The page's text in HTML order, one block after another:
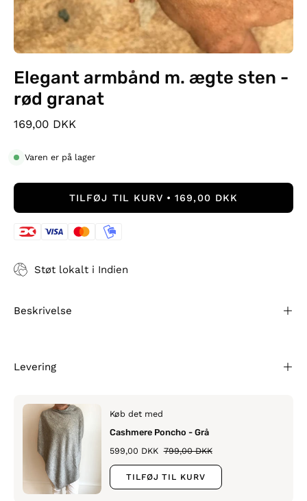
Elegant armbånd m. ægte sten -
rød granat
169,00 DKK
Varen er på lager
TILFØJ TIL KURV 169,00 DKK
Støt lokalt i Indien
Beskrivelse
Levering
Køb det med
Cashmere Poncho - Grå
599,00 DKK 799,00 DKK
TILFØJ TIL KURV